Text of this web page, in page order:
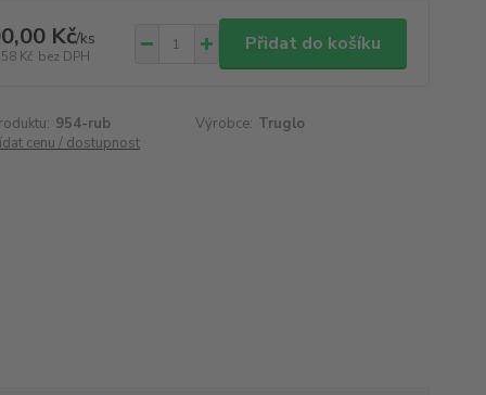
Kč/ks
Kč bez DPH
Přidat do košíku
954-rub Výrobce: Truglo
cenu / dostupnost